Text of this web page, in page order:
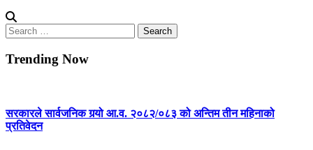
Search
for:
Trending Now
सरकारले सार्वजनिक गर्‍यो आ.व. २०८२/०८३ को अन्तिम तीन महिनाको
प्रतिवेदन